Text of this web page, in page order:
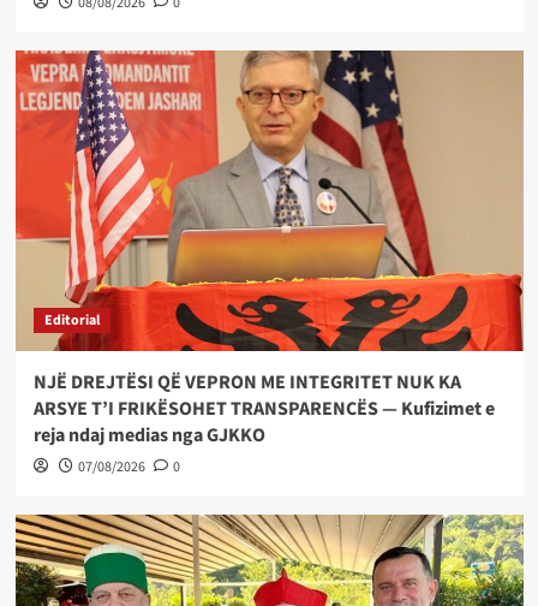
Editorial
NJË DREJTËSI QË VEPRON ME INTEGRITET NUK KA
ARSYE T’I FRIKËSOHET TRANSPARENCËS — Kufizimet e
reja ndaj medias nga GJKKO
07/08/2026 0